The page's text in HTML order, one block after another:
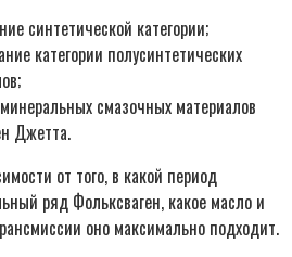
синтетической категории;
категории полусинтетических
смазочных материалов
Джетта.
от того, в какой период
ряд Фольксваген, какое масло и
оно максимально подходит.